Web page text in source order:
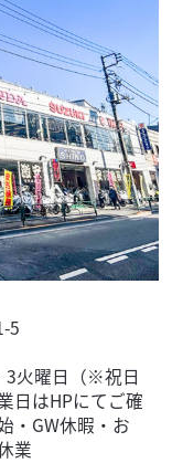
5
3火曜日（※祝日
日はHPにてご確
・GW休暇・お
業